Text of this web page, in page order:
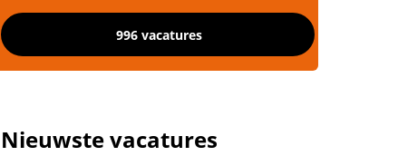
996 vacatures
Nieuwste vacatures